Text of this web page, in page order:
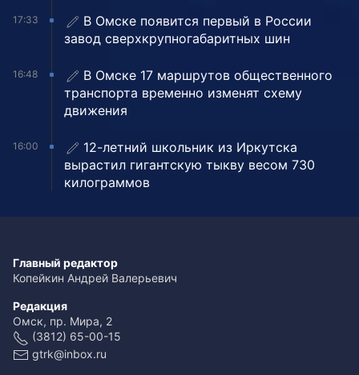
17:33
В Омске появится первый в России
завод сверхкрупногабаритных шин
16:48
В Омске 17 маршрутов общественного
транспорта временно изменят схему
движения
16:00
12-летний школьник из Иркутска
вырастил гигантскую тыкву весом 730
килограммов
Главный редактор
Копейкин Андрей Валерьевич
Редакция
Омск, пр. Мира, 2
(3812) 65-00-15
gtrk@inbox.ru